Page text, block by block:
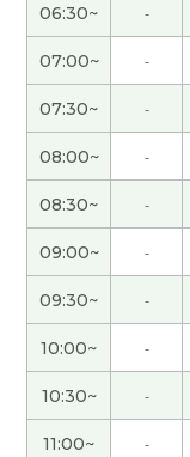
好久不见、今天
见!( 男性 )
还好,没有以前那
端午节休息，但
的话，我打算在
下次见!( 女性 )
是啊。年纪越来
女性 )
今天谢谢你：）
06:30~ -
07:00~ -
07:30~ -
08:00~ -
08:30~ -
09:00~ -
09:30~ -
10:00~ -
10:30~ -
11:00~ -